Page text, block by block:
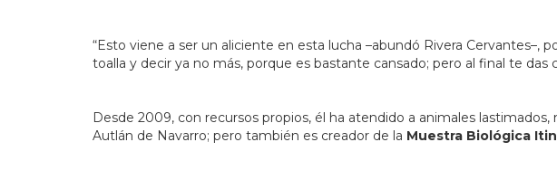
“Esto viene a ser un aliciente en esta lucha –abundó Rivera Cervantes–,
toalla y decir ya no más, porque es bastante cansado; pero al final te
Desde 2009, con recursos propios, él ha atendido a animales lastimados,
Autlán de Navarro; pero también es creador de la Muestra Biológica